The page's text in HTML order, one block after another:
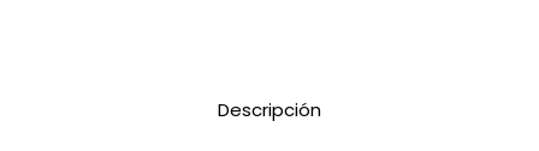
Descripción